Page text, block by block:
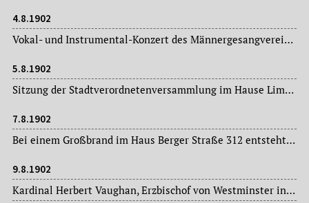
4.8.1902
Vokal- und Instrumental-Konzert des Männergesangvereins „Kölner Liederkreis“ im Palmengarten.
5.8.1902
Sitzung der Stadtverordnetenversammlung im Hause Limpurg: Magistratsvorlagen, Ausschussberichte.
7.8.1902
Bei einem Großbrand im Haus Berger Straße 312 entsteht hoher Sachschaden. Betroffen ist das große hintere Winkelgebäude der Wirtschaft zur „Goldenen Sonne“.
9.8.1902
Kardinal Herbert Vaughan, Erzbischof von Westminster in London, trifft zu einem Besuch der Mainstadt ein.